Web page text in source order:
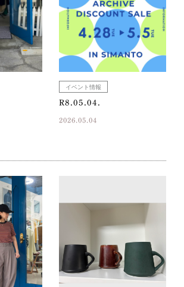
イベント情報
R8.05.04.
2026.05.04